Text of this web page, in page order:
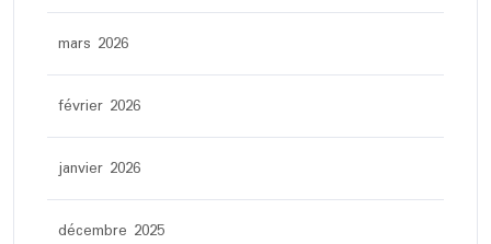
mars 2026
février 2026
janvier 2026
décembre 2025